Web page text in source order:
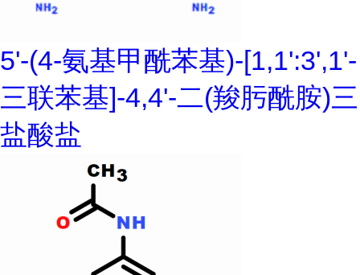
5'-(4-氨基甲酰苯基)-[1,1':3',1'-
三联苯基]-4,4'-二(羧肟酰胺)三
盐酸盐